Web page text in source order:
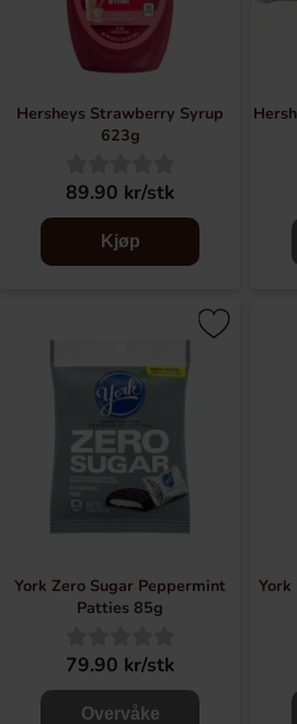
Hersheys Strawberry Syrup
623g
89.90 kr/stk
Kjøp
York Zero Sugar Peppermint
Patties 85g
79.90 kr/stk
Overvåke